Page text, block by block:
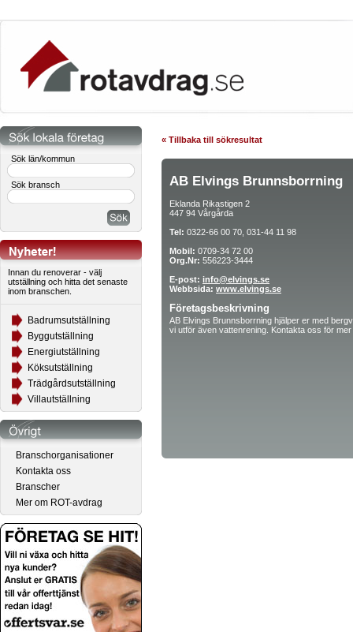
Sök län/kommun
Sök bransch
Innan du renoverar - välj
utställning och hitta det senaste
inom branschen.
Badrumsutställning
Byggutställning
Energiutställning
Köksutställning
Trädgårdsutställning
Villautställning
Branschorganisationer
Kontakta oss
Branscher
Mer om ROT-avdrag
« Tillbaka till sökresultat
AB Elvings Brunnsborrning
Eklanda Rikastigen 2
447 94 Vårgårda
Tel: 0322-66 00 70, 031-44 11 98
Mobil: 0709-34 72 00
Org.Nr: 556223-3444
E-post: info@elvings.se
Webbsida: www.elvings.se
Företagsbeskrivning
AB Elvings Brunnsborrning hjälper er med
vi utför även vattenrening. Kontakta oss för mer